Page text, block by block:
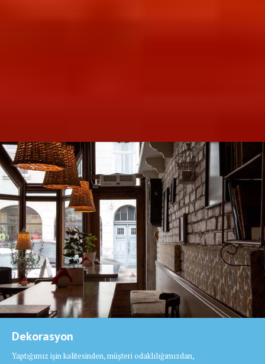
Dekorasyon
Yaptığımız işin kalitesinden, müşteri odaklılığımızdan,